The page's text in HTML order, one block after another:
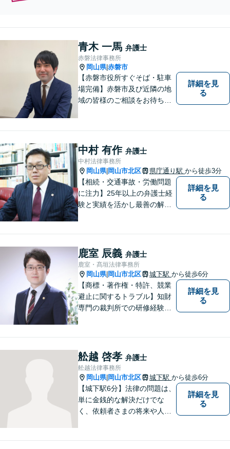
率】自己破産、個人再生、任意
整理の総受任数１３００件は言
葉を超えた確かな信頼の証。
青木 一馬 弁護士
赤磐法律事務所
岡山県|赤磐市
【赤磐市役所すぐそば・駐車
場完備】赤磐市及び近隣の地
域の皆様のご相談をお待ちし
詳細を見
る
中村 有作 弁護士
中村法律事務所
岡山県| 岡山市北区 県庁通り駅 から徒歩3分
【相続・交通事故・労働問題
に注力】25年以上の弁護士経
験と実績を活かし最善の解決
詳細を見
る
鹿室 辰義 弁護士
鹿室・髙垣法律事務所
岡山県| 岡山市北区 城下駅 から徒歩6分
【商標・著作権・特許、競業
避止に関するトラブル】知財
専門の裁判所での研修経験、
に関する相談対応、トラブル
解決実績多数。
詳細を見
る
舩越 啓孝 弁護士
舩越法律事務所
岡山県| 岡山市北区 城下駅 から徒歩6分
【城下駅6分】法律の問題は、
単に金銭的な解決だけでな
く、依頼者さまの将来や人間
詳細を見
る